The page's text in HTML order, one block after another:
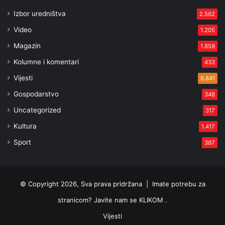
Izbor uredništva 2.562
Video 1.205
Magazin 1.859
Kolumne i komentari 433
Vijesti 6.841
Gospodarstvo 348
Uncategorized 317
Kultura 1.417
Sport 387
© Copyright 2026, Sva prava pridržana | Imate potrebu za
stranicom? Javite nam se KLIKOM .
Vijesti